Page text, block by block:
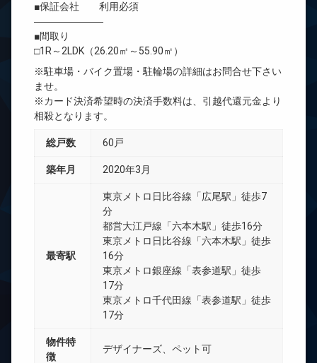
■保証会社 利用必須
―――――――
■間取り
□1R～2LDK（26.20㎡～55.90㎡）
※駐車場・バイク置場・駐輪場の詳細はお問合せ下さい
ませ。
※カード決済希望時の決済手数料は、引越代還元金より
相殺となります。
総戸数 60戸
築年月 2020年3月
最寄駅
東京メトロ日比谷線「広尾駅」徒歩7
分
都営大江戸線「六本木駅」徒歩16分
東京メトロ日比谷線「六本木駅」徒歩
16分
東京メトロ銀座線「表参道駅」徒歩
17分
東京メトロ千代田線「表参道駅」徒歩
17分
物件特
徴
デザイナーズ、ペット可